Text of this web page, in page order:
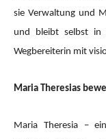
sie Verwaltung und
und bleibt selbst in
Wegbereiterin mit
Maria Theresias
Maria Theresia –